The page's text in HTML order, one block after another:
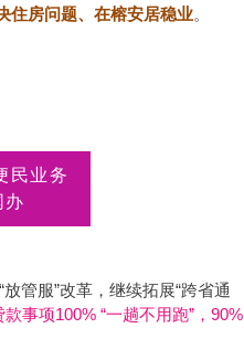
住房问题、在榕安居稳业。
民业务
办
管服”改革，继续拓展“跨省通
事项100% “一趟不用跑”，90%